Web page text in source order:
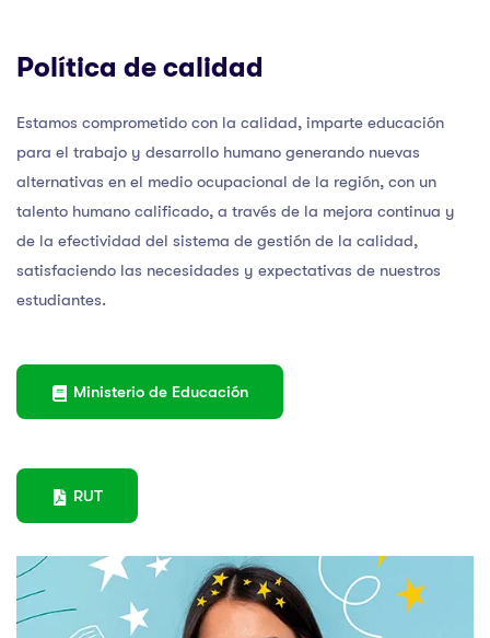
Política de calidad
Estamos comprometido con la calidad, imparte educación
para el trabajo y desarrollo humano generando nuevas
alternativas en el medio ocupacional de la región, con un
talento humano calificado, a través de la mejora continua y
de la efectividad del sistema de gestión de la calidad,
satisfaciendo las necesidades y expectativas de nuestros
estudiantes.
Ministerio de Educación
RUT